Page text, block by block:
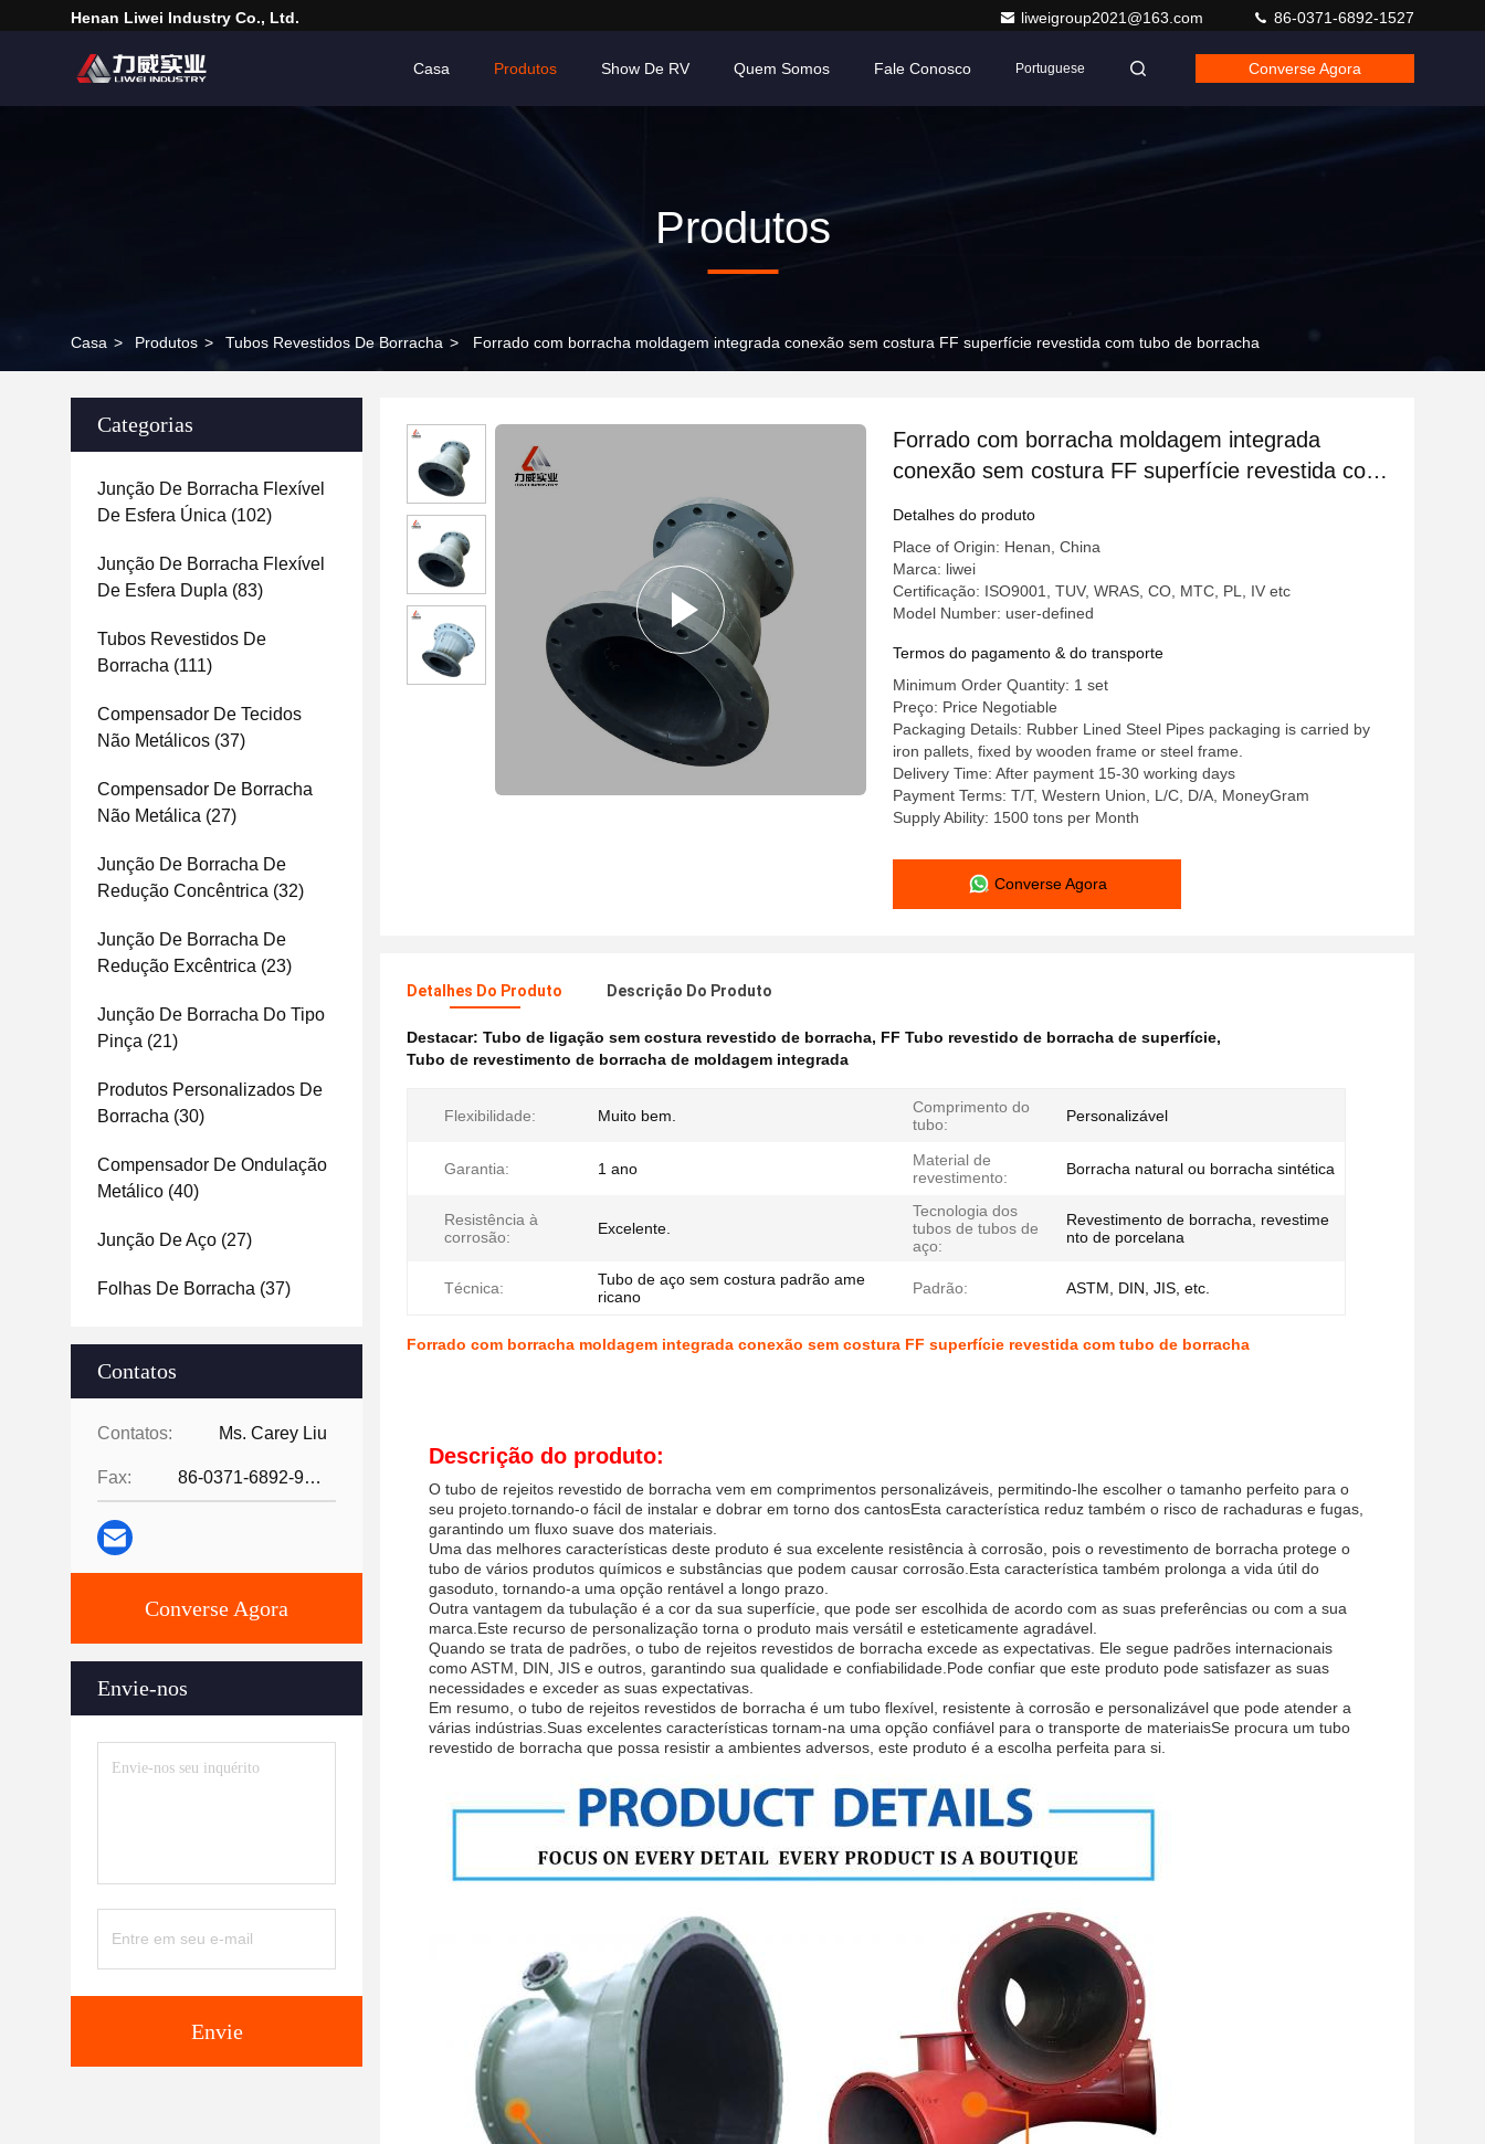
Henan Liwei Industry Co., Ltd. liweigroup2021@163.com 86-0371-6892-1527
Casa Produtos Show De RV Quem Somos Fale Conosco Portuguese Converse Agora
Produtos
Casa > Produtos > Tubos Revestidos De Borracha > Forrado com borracha moldagem integrada conexão sem costura FF superfície revestida com tubo de borracha
Categorias
Junção De Borracha Flexível
De Esfera Única (102)
Junção De Borracha Flexível
De Esfera Dupla (83)
Tubos Revestidos De
Borracha (111)
Compensador De Tecidos
Não Metálicos (37)
Compensador De Borracha
Não Metálica (27)
Junção De Borracha De
Redução Concêntrica (32)
Junção De Borracha De
Redução Excêntrica (23)
Junção De Borracha Do Tipo
Pinça (21)
Produtos Personalizados De
Borracha (30)
Compensador De Ondulação
Metálico (40)
Junção De Aço (27)
Folhas De Borracha (37)
Contatos
Contatos: Ms. Carey Liu
Fax: 86-0371-6892-9024
Converse Agora
Envie-nos
Envie
Forrado com borracha moldagem integrada
conexão sem costura FF superfície revestida com
Detalhes do produto
Place of Origin: Henan, China
Marca: liwei
Certificação: ISO9001, TUV, WRAS, CO, MTC, PL, IV etc
Model Number: user-defined
Termos do pagamento & do transporte
Minimum Order Quantity: 1 set
Preço: Price Negotiable
Packaging Details: Rubber Lined Steel Pipes packaging is carried by
iron pallets, fixed by wooden frame or steel frame.
Delivery Time: After payment 15-30 working days
Payment Terms: T/T, Western Union, L/C, D/A, MoneyGram
Supply Ability: 1500 tons per Month
Converse Agora
Detalhes Do Produto Descrição Do Produto
Destacar: Tubo de ligação sem costura revestido de borracha, FF Tubo revestido de borracha de superfície,
Tubo de revestimento de borracha de moldagem integrada
Flexibilidade: Muito bem.
Comprimento do
tubo:
Personalizável
Garantia: 1 ano
Material de
revestimento:
Borracha natural ou borracha sintética
Resistência à
corrosão:
Excelente.
Tecnologia dos
tubos de tubos de
aço:
Revestimento de borracha, revestime
nto de porcelana
Técnica:
Tubo de aço sem costura padrão ame
ricano
Padrão: ASTM, DIN, JIS, etc.
Forrado com borracha moldagem integrada conexão sem costura FF superfície revestida com tubo de borracha
Descrição do produto:
O tubo de rejeitos revestido de borracha vem em comprimentos personalizáveis, permitindo-lhe escolher o tamanho perfeito para o
seu projeto.tornando-o fácil de instalar e dobrar em torno dos cantosEsta característica reduz também o risco de rachaduras e fugas,
garantindo um fluxo suave dos materiais.
Uma das melhores características deste produto é sua excelente resistência à corrosão, pois o revestimento de borracha protege o
tubo de vários produtos químicos e substâncias que podem causar corrosão.Esta característica também prolonga a vida útil do
gasoduto, tornando-a uma opção rentável a longo prazo.
Outra vantagem da tubulação é a cor da sua superfície, que pode ser escolhida de acordo com as suas preferências ou com a sua
marca.Este recurso de personalização torna o produto mais versátil e esteticamente agradável.
Quando se trata de padrões, o tubo de rejeitos revestidos de borracha excede as expectativas. Ele segue padrões internacionais
como ASTM, DIN, JIS e outros, garantindo sua qualidade e confiabilidade.Pode confiar que este produto pode satisfazer as suas
necessidades e exceder as suas expectativas.
Em resumo, o tubo de rejeitos revestidos de borracha é um tubo flexível, resistente à corrosão e personalizável que pode atender a
várias indústrias.Suas excelentes características tornam-na uma opção confiável para o transporte de materiaisSe procura um tubo
revestido de borracha que possa resistir a ambientes adversos, este produto é a escolha perfeita para si.